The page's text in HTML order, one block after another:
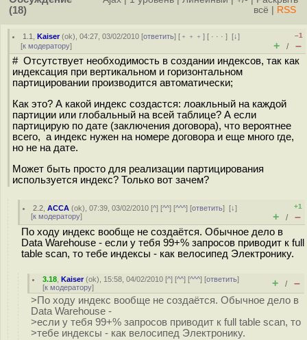
(18)
всё
RSS
1.1 ,Kaiser(ok), 04:27, 03/02/2010 [ответить] [ ﹢﹢﹢] [ · · ·][↓]
[к модератору]
–1
+ / –
# Отсутствует необходимость в создании индексов, так как
индексация при вертикальном и горизонтальном
партицировании производится автоматически;
Как это? А какой индекс создастся: лоакльный на каждой
партиции или глобальный на всей таблице? А если
партицирую по дате (заключения договора), что вероятнее
всего, а индекс нужен на номере договора и еще много где,
но не на дате.
Может быть просто для реализации партицирования
используется индекс? Только вот зачем?
2.2 ,ACCA (ok), 07:39, 03/02/2010 [^] [^^] [^^^] [ответить][↓]
[к модератору]
+1
+ / –
По ходу индекс вообще не создаётся. Обычное дело в
Data Warehouse - если у тебя 99+% запросов приводит к full
table scan, то тебе индексы - как велосипед Электронику.
3.18 ,Kaiser(ok), 15:58, 04/02/2010 [^] [^^] [^^^] [ответить]
[к модератору] + / –
>По ходу индекс вообще не создаётся. Обычное дело в
Data Warehouse -
>если у тебя 99+% запросов приводит к full table scan, то
>тебе индексы - как велосипед Электронику.